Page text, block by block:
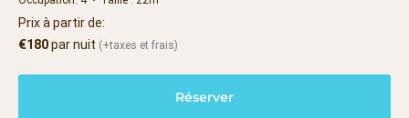
Prix à partir de:
€180par nuit (+taxes et frais)
Réserver